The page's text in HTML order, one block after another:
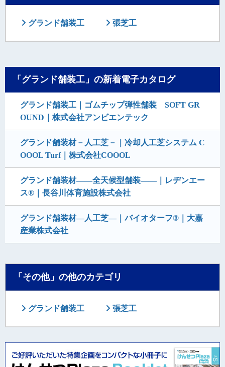
グランド舗装工 張芝工
「グランド舗装工」の新着電子カタログ
グランド舗装工｜ゴムチップ弾性舗装 SOFT GR
OUND｜株式会社アンビエンテック
グランド舗装材－人工芝－｜冷却人工芝システム C
OOOL Turf｜株式会社COOOL
グランド舗装材――全天候型舗装――｜レヂンエー
ス®｜長谷川体育施設株式会社
グランド舗装材―人工芝―｜バイオターフ®｜大嘉
産業株式会社
「その他」の他のカテゴリ
グランド舗装工 張芝工